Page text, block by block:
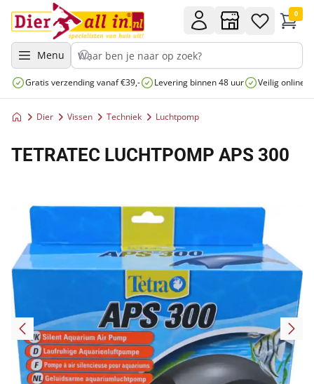
Menu
0
Gratis verzending vanaf €39,- Levering binnen 48 uur Veilig online
Dier Vissen Techniek Luchtpomp
TETRATEC LUCHTPOMP APS 300